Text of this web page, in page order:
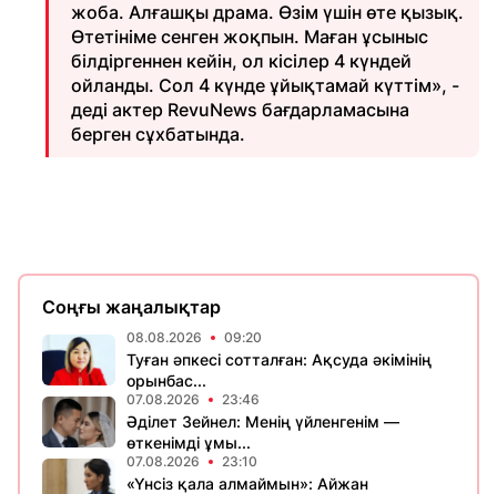
жоба. Алғашқы драма. Өзім үшін өте қызық.
Өтетініме сенген жоқпын. Маған ұсыныс
білдіргеннен кейін, ол кісілер 4 күндей
ойланды. Сол 4 күнде ұйықтамай күттім», -
деді актер RevuNews бағдарламасына
берген сұхбатында.
Соңғы жаңалықтар
08.08.2026 09:20
Туған әпкесі сотталған: Ақсуда әкімінің
орынбас...
07.08.2026 23:46
Әділет Зейнел: Менің үйленгенім —
өткенімді ұмы...
07.08.2026 23:10
«Үнсіз қала алмаймын»: Айжан